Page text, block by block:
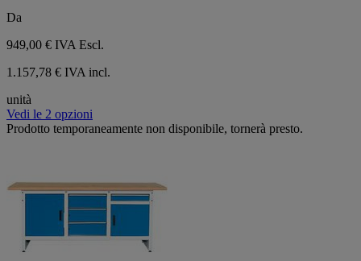
Da
949,00 € IVA Escl.
1.157,78 € IVA incl.
unità
Vedi le 2 opzioni
Prodotto temporaneamente non disponibile, tornerà presto.